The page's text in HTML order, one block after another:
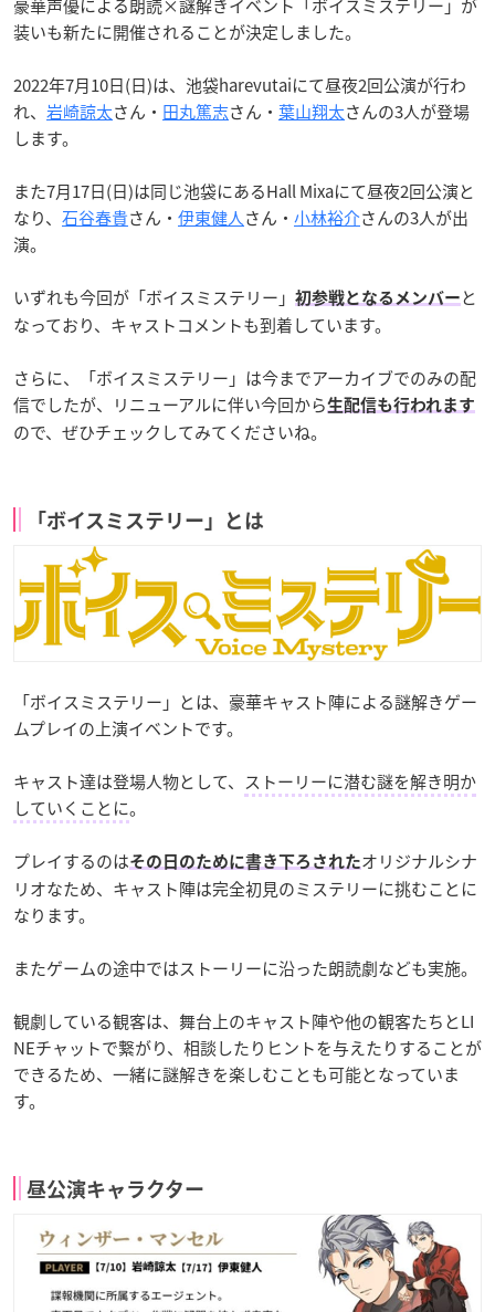
豪華声優による朗読×謎解きイベント「ボイスミステリー」が
装いも新たに開催されることが決定しました。
2022年7月10日(日)は、池袋harevutaiにて昼夜2回公演が行わ
れ、 岩崎諒太さん・ 田丸篤志さん・ 葉山翔太さんの3人が登場
します。
また7月17日(日)は同じ池袋にあるHall Mixaにて昼夜2回公演と
なり、 石谷春貴さん・ 伊東健人さん・ 小林裕介さんの3人が出
演。
いずれも今回が「ボイスミステリー」 初参戦となるメンバー と
なっており、キャストコメントも到着しています。
さらに、「ボイスミステリー」は今までアーカイブでのみの配
信でしたが、リニューアルに伴い今回から生配信も行われます
ので、ぜひチェックしてみてくださいね。
「ボイスミステリー」とは
「ボイスミステリー」とは、豪華キャスト陣による謎解きゲー
ムプレイの上演イベントです。
キャスト達は登場人物として、 ストーリーに潜む謎を解き明か
していくことに。
プレイするのはその日のために書き下ろされたオリジナルシナ
リオなため、キャスト陣は完全初見のミステリーに挑むことに
なります。
またゲームの途中ではストーリーに沿った朗読劇なども実施。
観劇している観客は、舞台上のキャスト陣や他の観客たちとLI
NEチャットで繋がり、相談したりヒントを与えたりすることが
できるため、一緒に謎解きを楽しむことも可能となっていま
す。
昼公演キャラクター